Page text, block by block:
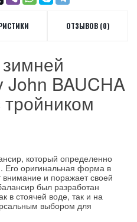
ОТЗЫВОВ (0)
John BAUCHA
который определенно
Его оригинальная форма в
внимание и поражает своей
был разработан
в стоячей воде, так и на
выбором для